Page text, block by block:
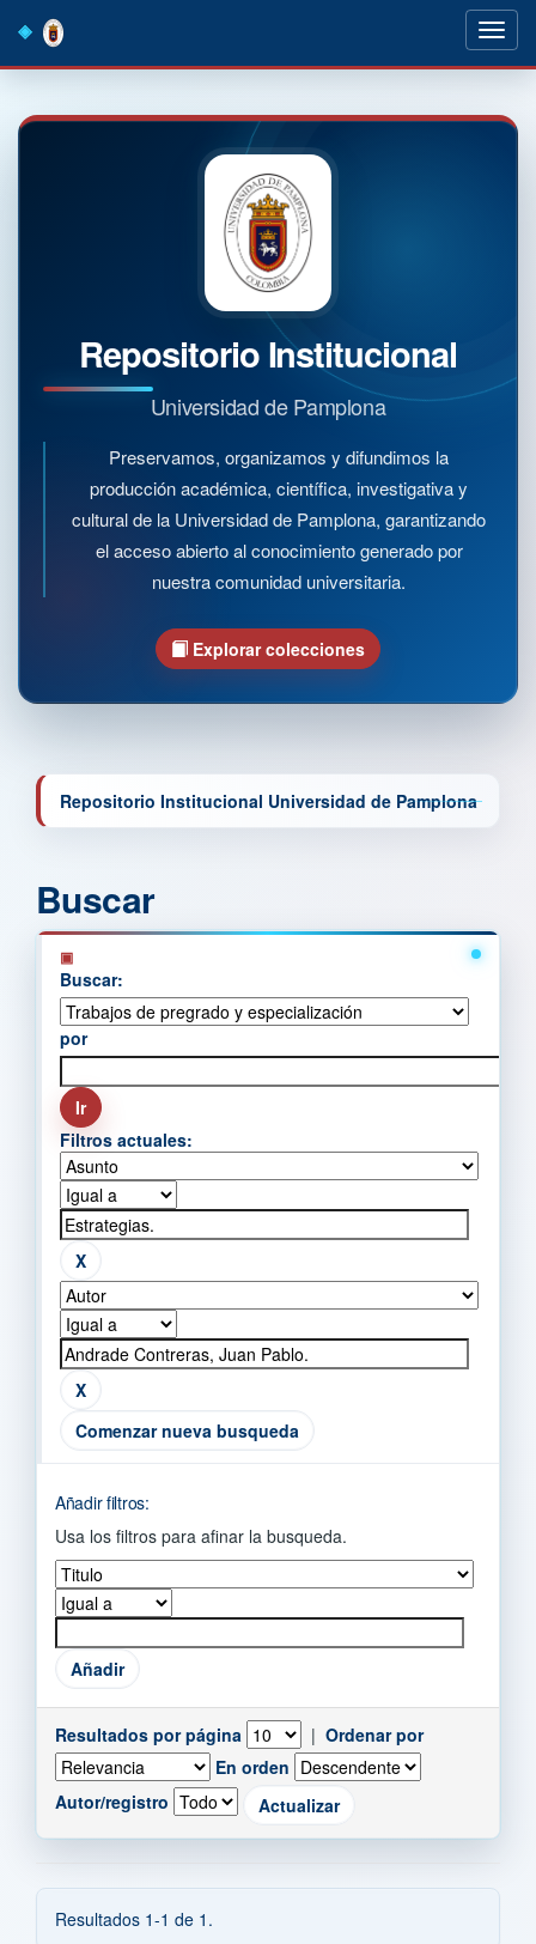
navigation
Repositorio Institucional
Universidad de Pamplona
Preservamos, organizamos y difundimos la
producción académica, científica, investigativa y
cultural de la Universidad de Pamplona, garantizando
el acceso abierto al conocimiento generado por
nuestra comunidad universitaria.
Explorar colecciones
Repositorio Institucional Universidad de Pamplona
Buscar
Buscar:
por
Filtros actuales:
Comenzar nueva busqueda
Añadir filtros:
Usa los filtros para afinar la busqueda.
Resultados por página | Ordenar por
En orden
Autor/registro
Resultados 1-1 de 1.